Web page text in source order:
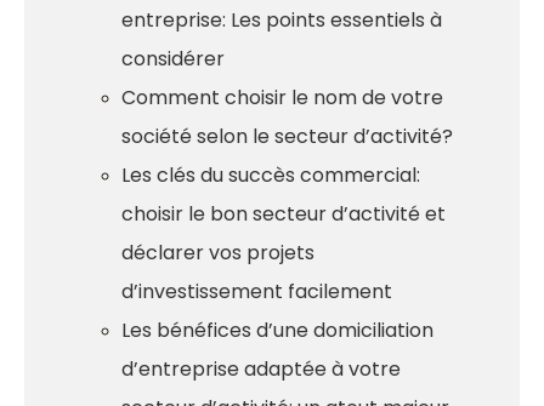
entreprise: Les points essentiels à
considérer
Comment choisir le nom de votre
société selon le secteur d’activité?
Les clés du succès commercial:
choisir le bon secteur d’activité et
déclarer vos projets
d’investissement facilement
Les bénéfices d’une domiciliation
d’entreprise adaptée à votre